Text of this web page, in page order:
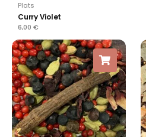
Plats
Curry Violet
6,00 €